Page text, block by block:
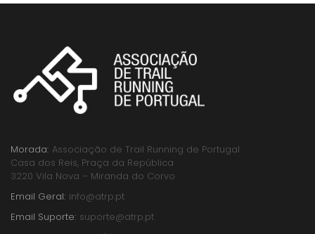
Morada: Associação de Trail Running de Portugal
Casa dos Reis, Praça da República
3220 Vila Nova – Miranda do Corvo
Email Geral: info@atrp.pt
Email Suporte: suporte@atrp.pt